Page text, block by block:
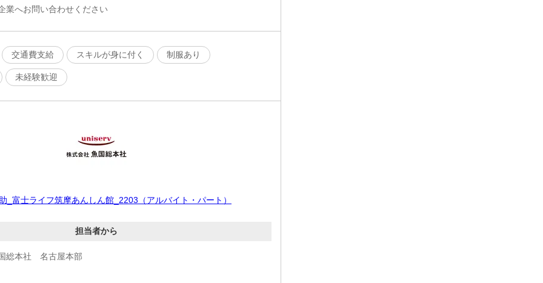
業へお問い合わせください
交通費支給 スキルが身に付く 制服あり
未経験歓迎
_富士ライフ筑摩あんしん館_2203（アルバイト・パート）
担当者から
総本社 名古屋本部